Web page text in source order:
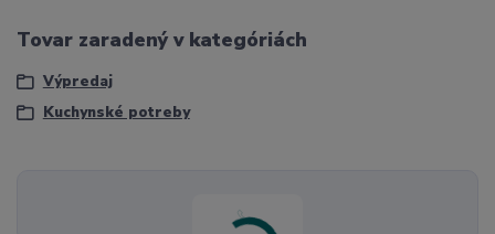
Tovar zaradený v kategóriách
Výpredaj
Kuchynské potreby